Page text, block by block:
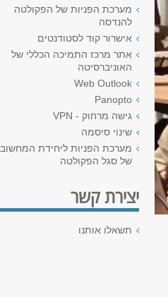
מערכת הפניות של הפקולטה
להנדסה
אישרור קוד לסטודנטים
אתר מרכז התמיכה הכללי של
האוניברסיטה
Web Outlook
Panopto
גישה מרחוק - VPN
שינוי סיסמה
מערכת הפניות ליחידת המחשוב
של סגל הפקולטה
יצירת קשר
תשאלו אותנו